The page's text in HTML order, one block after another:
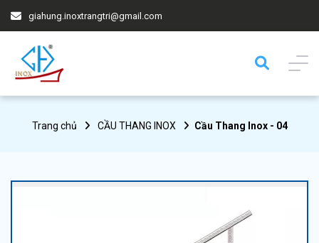
giahung.inoxtrangtri@gmail.com
Trang chủ CẦU THANG INOX Cầu Thang Inox - 04